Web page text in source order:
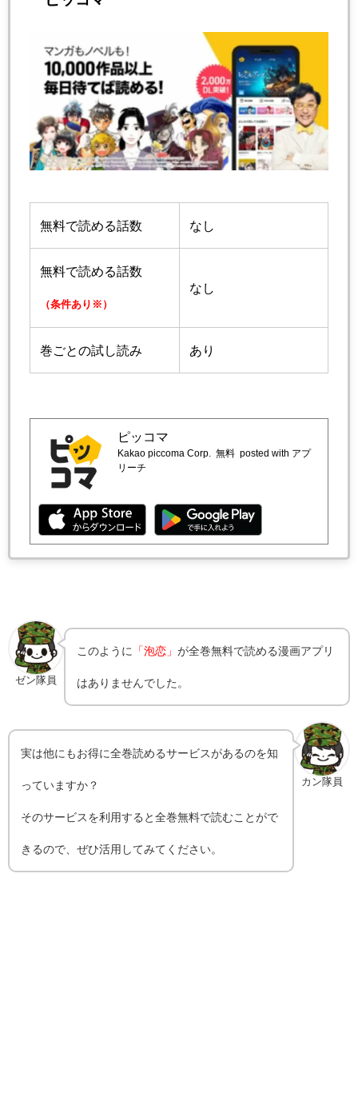
無料で読める話数 なし
無料で読める話数
（条件あり※）
なし
巻ごとの試し読み あり
ピッコマ
Kakao piccoma Corp. 無料 posted with アプ
リーチ
ゼン隊員
このように 「泡恋」が全巻無料で読める漫画アプリ
はありませんでした。
カン隊員
実は他にもお得に全巻読めるサービスがあるのを知
っていますか？
そのサービスを利用すると全巻無料で読むことがで
きるので、ぜひ活用してみてください。